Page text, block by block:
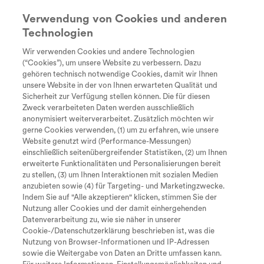
Tastaturkürzel zur Bedienung der
Seite
Zum Inhalt
Zum Hauptmenü
Seite durchsuchen
Nach oben springen
Every Day
Unstoppable
Diagnose
Therapie &
Behandlung
Suche
search
Kämpfen für die Akzeptanz der
Tochter: Klaus' Geschichte
Klaus ist 51 Jahre alt, Vater einer 11-jährigen
Tochter mit SMA Typ 2/3 und SMA-
Alleskönner. Bis zur Diagnose hat es einige Zeit
gedauert und als sie endlich da war, war es für
alle erstmal ein Schock. Wie Klaus dank des
Austauschs mit anderen positiv in die Zukunft
schaut - und wie unerschrocken Tomke ihr
Leben meistert, erfährst du im Video.
Verwendung von Cookies und anderen
Technologien
Wir verwenden Cookies und andere Technologien
(“Cookies”), um unsere Website zu verbessern. Dazu
gehören technisch notwendige Cookies, damit wir Ihnen
unsere Website in der von Ihnen erwarteten Qualität und
Sicherheit zur Verfügung stellen können. Die für diesen
Zweck verarbeiteten Daten werden ausschließlich
anonymisiert weiterverarbeitet. Zusätzlich möchten wir
gerne Cookies verwenden, (1) um zu erfahren, wie unsere
Website genutzt wird (Performance-Messungen)
einschließlich seitenübergreifender Statistiken, (2) um Ihnen
erweiterte Funktionalitäten und Personalisierungen bereit
zu stellen, (3) um Ihnen Interaktionen mit sozialen Medien
anzubieten sowie (4) für Targeting- und Marketingzwecke.
Indem Sie auf "Alle akzeptieren" klicken, stimmen Sie der
Nutzung aller Cookies und der damit einhergehenden
Datenverarbeitung zu, wie sie näher in unserer
Cookie-/Datenschutzerklärung beschrieben ist, was die
Nutzung von Browser-Informationen und IP-Adressen
sowie die Weitergabe von Daten an Dritte umfassen kann.